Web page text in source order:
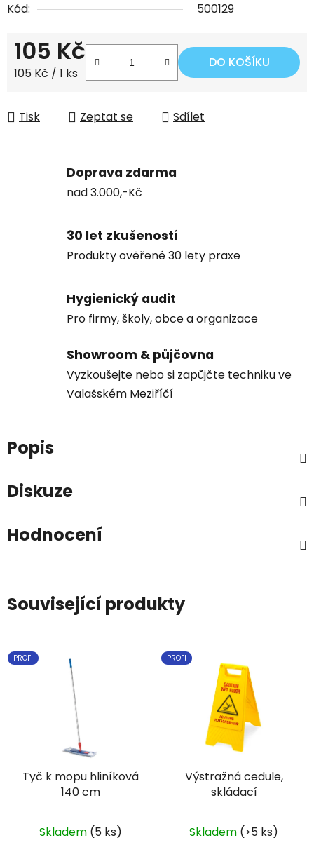
Kód:
500129
105 Kč
Měrná cena:
105 Kč / 1 ks
DO KOŠÍKU
Tisk Zeptat se Sdílet
Doprava zdarma
nad 3.000,-Kč
30 let zkušeností
Produkty ověřené 30 lety praxe
Hygienický audit
Pro firmy, školy, obce a organizace
Showroom & půjčovna
Vyzkoušejte nebo si zapůjčte techniku ve
Valašském Meziříčí
Popis
Diskuze
Hodnocení
Související produkty
PROFI
Tyč k mopu hliníková
140 cm
Skladem (5 ks)
PROFI
Výstražná cedule,
skládací
Skladem (>5 ks)